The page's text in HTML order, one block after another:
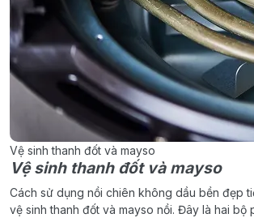
Vệ sinh thanh đốt và mayso
Vệ sinh thanh đốt và mayso
Cách sử dụng nồi chiên không dầu bền đẹp
vệ sinh thanh đốt và mayso nồi. Đây là hai bộ